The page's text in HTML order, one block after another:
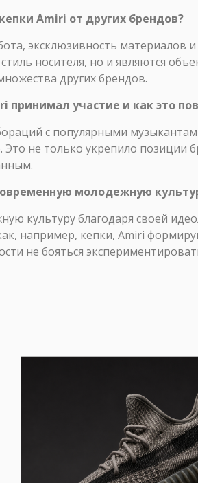
Amiri от других брендов?
эксклюзивность материалов
носителя, но и являются
других брендов.
принимал участие и как это
с популярными
не только укрепило позиции
молодежную
культуру благодаря своей
например, кепки, Amiri
не бояться